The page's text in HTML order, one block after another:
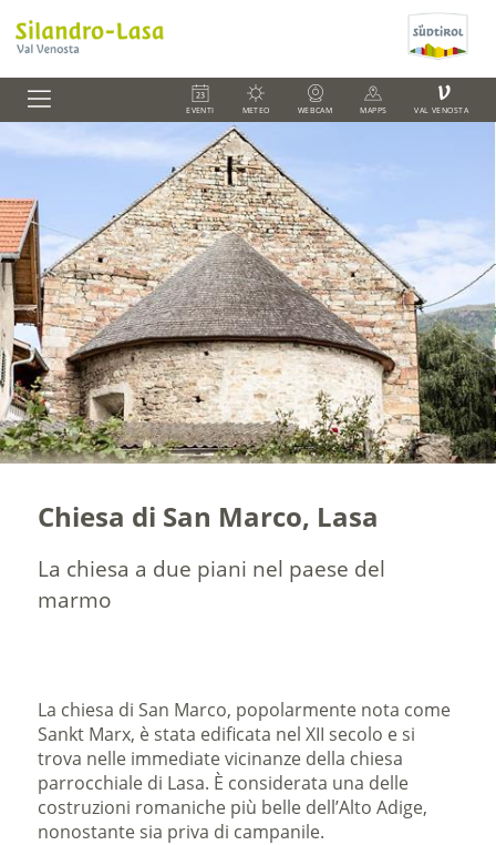
EVENTI METEO WEBCAM MAPPS
V
VAL VENOSTA
Chiesa di San Marco, Lasa
La chiesa a due piani nel paese del
marmo
La chiesa di San Marco, popolarmente nota come
Sankt Marx, è stata edificata nel XII secolo e si
trova nelle immediate vicinanze della chiesa
parrocchiale di Lasa. È considerata una delle
costruzioni romaniche più belle dell’Alto Adige,
nonostante sia priva di campanile.